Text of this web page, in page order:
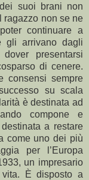
suoi brani non
ragazzo non se ne
continuare a
gli arrivano dagli
presentarsi
di cenere.
consensi sempre
su scala
è destinata ad
compone e
a restare
come uno dei più
per l’Europa
un impresario
vita. È disposto a